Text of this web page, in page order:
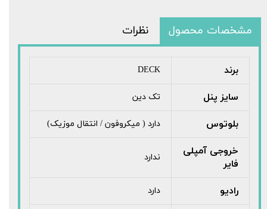
مشخصات محصول نظرات
برند DECK
سایز پنل تک دین
بلوتوس دارد ( میکروفون / انتقال موزیک)
خروجی آمپلی
فایر
ندارد
رادیو دارد